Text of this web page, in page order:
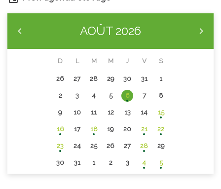
AOÛT 2026
D L M M J V S
26 27 28 29 30 31 1
2 3 4 5 6 7 8
9 10 11 12 13 14 15
16 17 18 19 20 21 22
23 24 25 26 27 28 29
30 31 1 2 3 4 5